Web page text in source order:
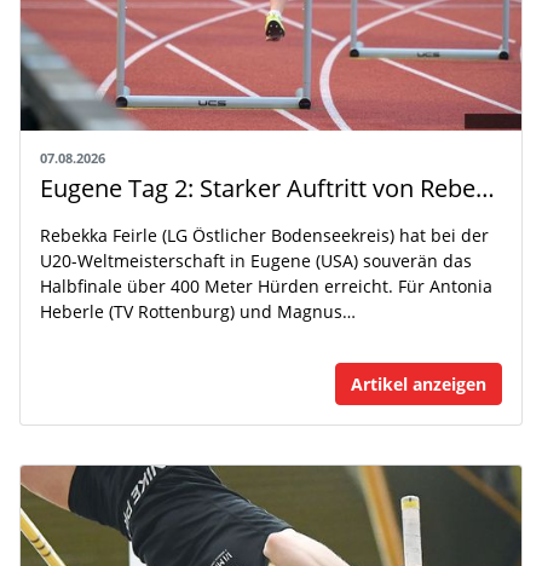
07.08.2026
Eugene Tag 2: Starker Auftritt von Rebekka Feirle bei der U20-WM
Rebekka Feirle (LG Östlicher Bodenseekreis) hat bei der
U20-Weltmeisterschaft in Eugene (USA) souverän das
Halbfinale über 400 Meter Hürden erreicht. Für Antonia
Heberle (TV Rottenburg) und Magnus…
Artikel anzeigen